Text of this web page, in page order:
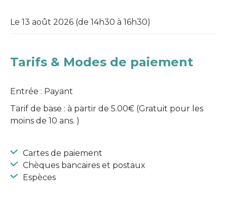
Le 13 août 2026 (de 14h30 à 16h30)
Tarifs & Modes de paiement
Entrée : Payant
Tarif de base : à partir de 5.00€ (Gratuit pour les
moins de 10 ans. )
Cartes de paiement
Chèques bancaires et postaux
Espèces